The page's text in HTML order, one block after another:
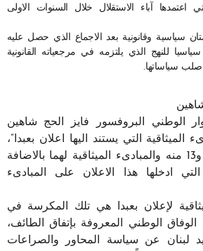
آباء الاستقلال خلال السنوات الاولى
سياسية وقانونية بعد الاجماع الذي حصل عليه
للنهج الذي يلتزمه في مرجعياته القانونية
سياساتها.
الوطني البروفسور فايز الحج شاهين
الميثاقية التي يستند اليها اعلان بعبدا”،
مركزا على البندين 12 و13 منه والمبادىء الميثاقية لهما بالاضافة
ادخلها هذا الاعلان على المبادىء
لإعلان بعبدا هي تلك المكرسة في
الوطني المعروفة بإتفاق الطائف،
لبنان عن سياسة المحاور والصراعات